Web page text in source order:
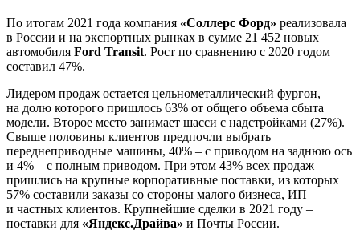
По итогам 2021 года компания «Соллерс Форд» реализовала
в России и на экспортных рынках в сумме 21 452 новых
автомобиля Ford Transit. Рост по сравнению с 2020 годом
составил 47%.
Лидером продаж остается цельнометаллический фургон,
на долю которого пришлось 63% от общего объема сбыта
модели. Второе место занимает шасси с надстройками (27%).
Свыше половины клиентов предпочли выбрать
переднеприводные машины, 40% – с приводом на заднюю ось
и 4% – с полным приводом. При этом 43% всех продаж
пришлись на крупные корпоративные поставки, из которых
57% составили заказы со стороны малого бизнеса, ИП
и частных клиентов. Крупнейшие сделки в 2021 году –
поставки для «Яндекс.Драйва» и Почты России.